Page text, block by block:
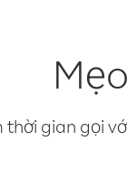
gian gọi